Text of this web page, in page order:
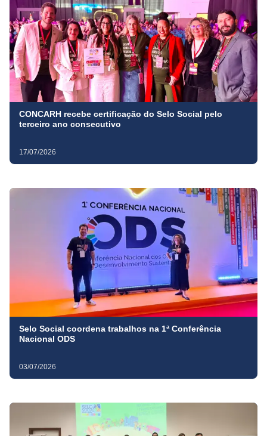
CONCARH recebe certificação do Selo Social pelo
terceiro ano consecutivo
17/07/2026
Selo Social coordena trabalhos na 1ª Conferência
Nacional ODS
03/07/2026